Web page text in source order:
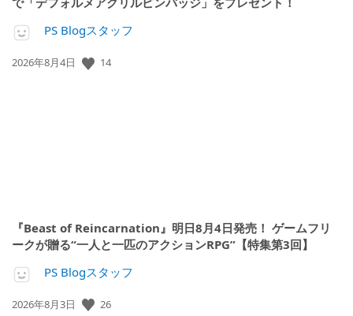
PS Blogスタッフ
公
2026年8月4日 14
『Beast of Reincarnation』明日8月4日発売！ ゲームフリ
ークが贈る“一人と一匹のアクションRPG”【特集第3回】
PS Blogスタッフ
公
2026年8月3日 26